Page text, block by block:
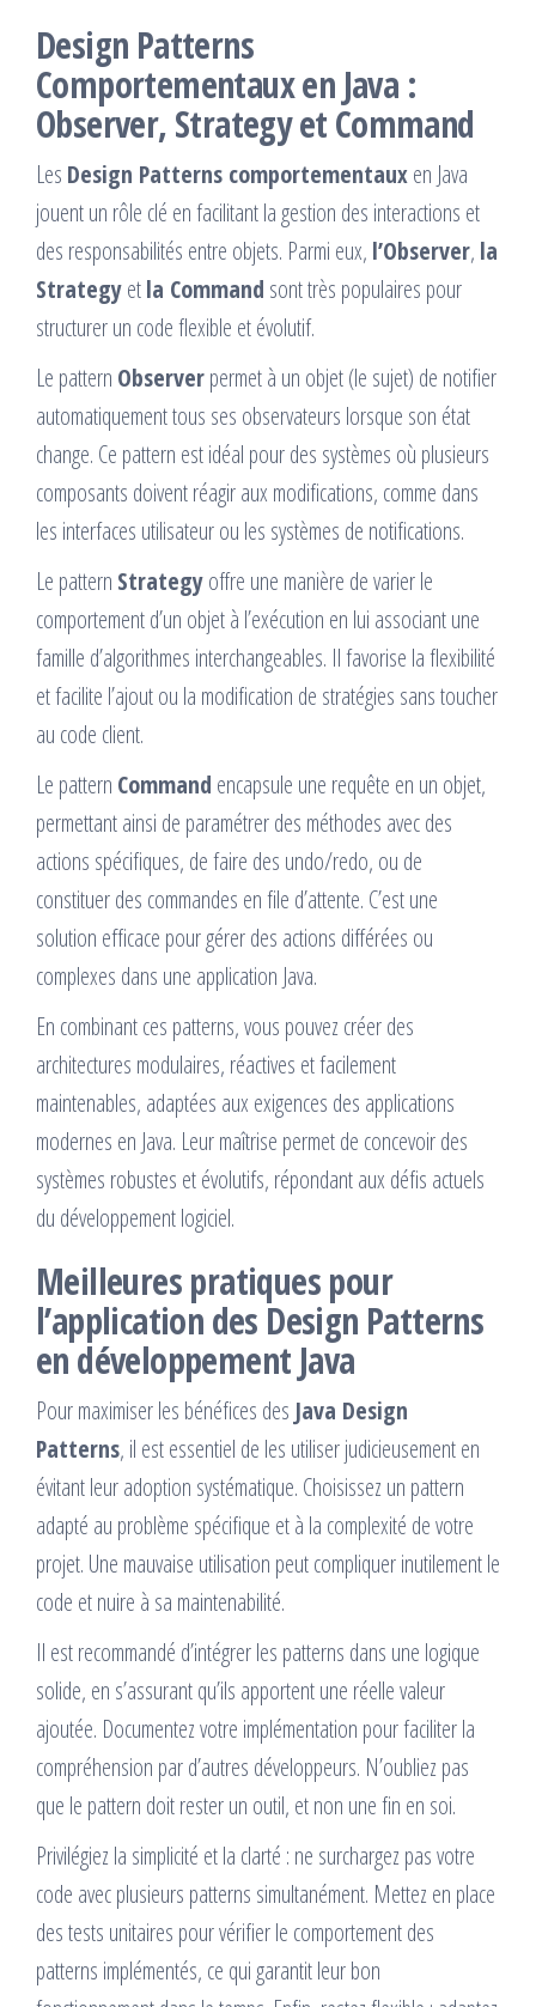
Design Patterns
Comportementaux en Java :
Observer, Strategy et Command
Les Design Patterns comportementauxen Java
jouent un rôle clé en facilitant la gestion des interactions et
des responsabilités entre objets. Parmi eux, l’Observer, la
Strategyetla Command sont très populaires pour
structurer un code flexible et évolutif.
Le pattern Observerpermet à un objet (le sujet) de notifier
automatiquement tous ses observateurs lorsque son état
change. Ce pattern est idéal pour des systèmes où plusieurs
composants doivent réagir aux modifications, comme dans
les interfaces utilisateur ou les systèmes de notifications.
Le pattern Strategyoffre une manière de varier le
comportement d’un objet à l’exécution en lui associant une
famille d’algorithmes interchangeables. Il favorise la flexibilité
et facilite l’ajout ou la modification de stratégies sans toucher
au code client.
Le pattern Command encapsule une requête en un objet,
permettant ainsi de paramétrer des méthodes avec des
actions spécifiques, de faire des undo/redo, ou de
constituer des commandes en file d’attente. C’est une
solution efficace pour gérer des actions différées ou
complexes dans une application Java.
En combinant ces patterns, vous pouvez créer des
architectures modulaires, réactives et facilement
maintenables, adaptées aux exigences des applications
modernes en Java. Leur maîtrise permet de concevoir des
systèmes robustes et évolutifs, répondant aux défis actuels
du développement logiciel.
Meilleures pratiques pour
l’application des Design Patterns
en développement Java
Pour maximiser les bénéfices des Java Design
Patterns, il est essentiel de les utiliser judicieusement en
évitant leur adoption systématique. Choisissez un pattern
adapté au problème spécifique et à la complexité de votre
projet. Une mauvaise utilisation peut compliquer inutilement le
code et nuire à sa maintenabilité.
Il est recommandé d’intégrer les patterns dans une logique
solide, en s’assurant qu’ils apportent une réelle valeur
ajoutée. Documentez votre implémentation pour faciliter la
compréhension par d’autres développeurs. N’oubliez pas
que le pattern doit rester un outil, et non une fin en soi.
Privilégiez la simplicité et la clarté : ne surchargez pas votre
code avec plusieurs patterns simultanément. Mettez en place
des tests unitaires pour vérifier le comportement des
patterns implémentés, ce qui garantit leur bon